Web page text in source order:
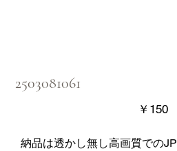
2503081061
価
格
￥150
納品は透かし無し高画質での